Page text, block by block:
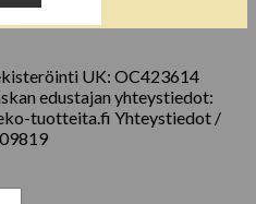
UK: OC423614
edustajan yhteystiedot:
tuotteita.fi Yhteystiedot /